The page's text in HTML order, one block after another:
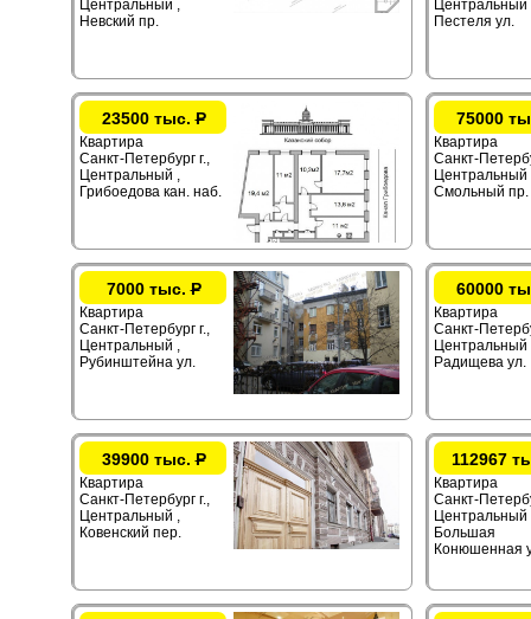
Центральный ,
Невский пр.
Центральный
Пестеля ул.
23500 тыс.Р
Квартира
Санкт-Петербург г.,
Центральный ,
Грибоедова кан. наб.
75000
Квартира
Санкт-
Центральный
Смольный пр.
7000 тыс.Р
Квартира
Санкт-Петербург г.,
Центральный ,
Рубинштейна ул.
60000
Квартира
Санкт-
Центральный
Радищева ул.
39900 тыс.Р
Квартира
Санкт-Петербург г.,
Центральный ,
Ковенский пер.
112967
Квартира
Санкт-
Центральный
Большая
Конюшенная